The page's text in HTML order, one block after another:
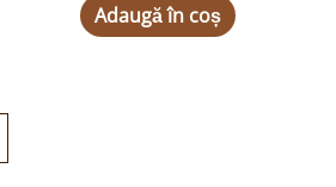
Adaugă în coș